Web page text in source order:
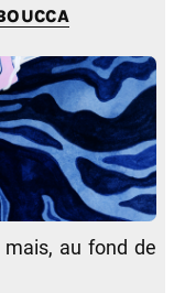
au fond de